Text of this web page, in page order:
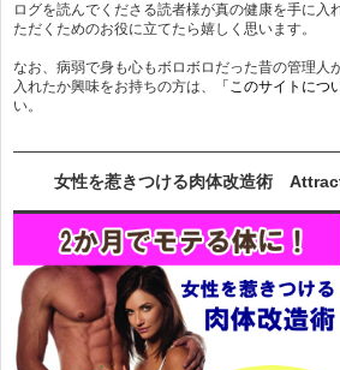
ログを読んでくださる読者様が真の健康を手に入
ただくためのお役に立てたら嬉しく思います。
なお、病弱で身も心もボロボロだった昔の管理人
入れたか興味をお持ちの方は、
「このサイトにつ
い。
女性を惹きつける肉体改造術